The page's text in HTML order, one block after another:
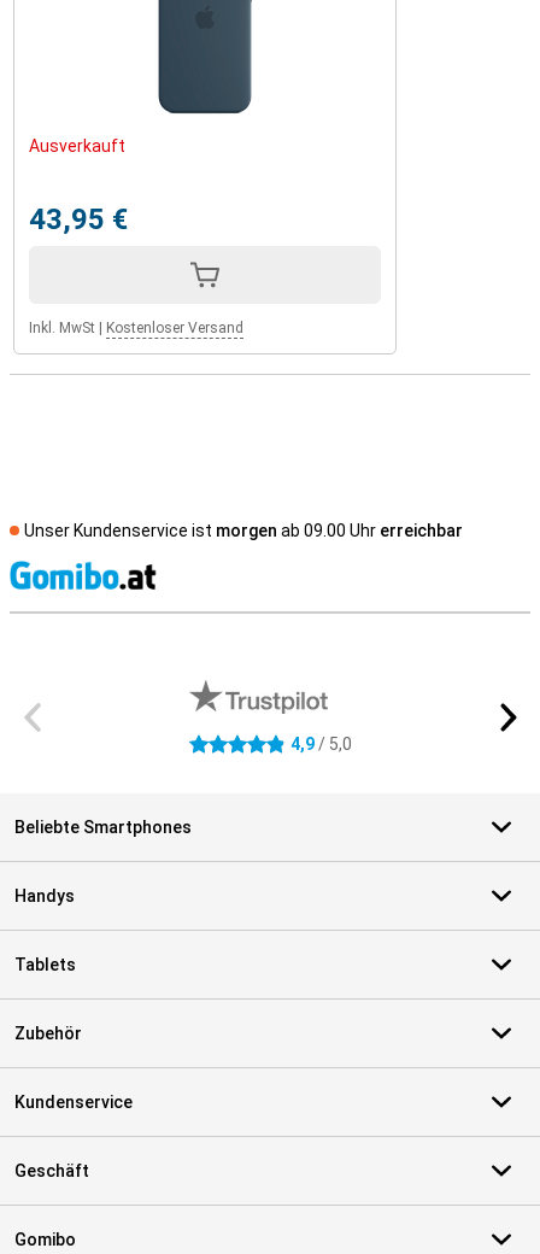
Ausverkauft
43,95 €
Inkl. MwSt Kostenloser Versand
Unser Kundenservice ist morgen ab 09.00 Uhr erreichbar
4.9 Sterne 4,9/ 5,0
Beliebte Smartphones
Handys
Tablets
Zubehör
Kundenservice
Geschäft
Gomibo